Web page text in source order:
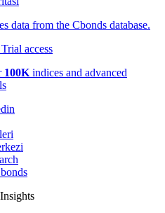
data from the Cbonds database.
Trial access
100K indices and advanced